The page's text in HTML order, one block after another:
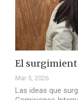
El
Mar 5, 2026
Las ideas que